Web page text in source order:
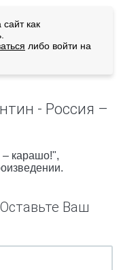
как
либо войти на
- Россия –
– карашо!",
Ваш